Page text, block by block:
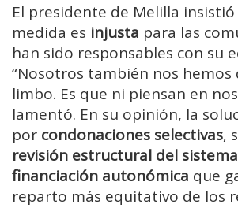
El presidente de Melilla
medida es injusta para las
han sido responsables con su
“Nosotros también nos hemos
limbo. Es que ni piensan en
lamentó. En su opinión, la
por condonaciones selectivas,
revisión estructural del
financiación autonómica que
reparto más equitativo de los